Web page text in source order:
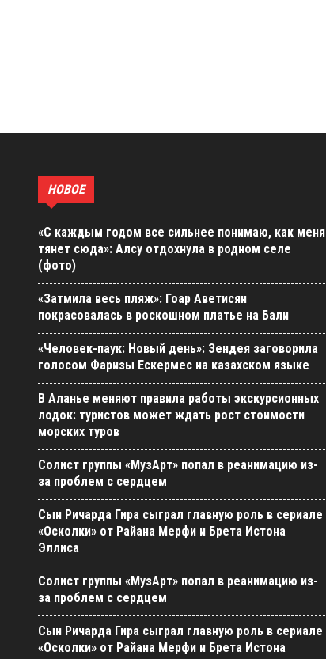
НОВОЕ
«С каждым годом все сильнее понимаю, как меня
тянет сюда»: Алсу отдохнула в родном селе
(фото)
«Затмила весь пляж»: Гоар Аветисян
покрасовалась в роскошном платье на Бали
«Человек-паук: Новый день»: Зендея заговорила
голосом Фаризы Ескермес на казахском языке
В Аланье меняют правила работы экскурсионных
лодок: туристов может ждать рост стоимости
морских туров
Солист группы «МузАрт» попал в реанимацию из-
за проблем с сердцем
Сын Ричарда Гира сыграл главную роль в сериале
«Осколки» от Райана Мерфи и Брета Истона
Эллиса
Солист группы «МузАрт» попал в реанимацию из-
за проблем с сердцем
Сын Ричарда Гира сыграл главную роль в сериале
«Осколки» от Райана Мерфи и Брета Истона